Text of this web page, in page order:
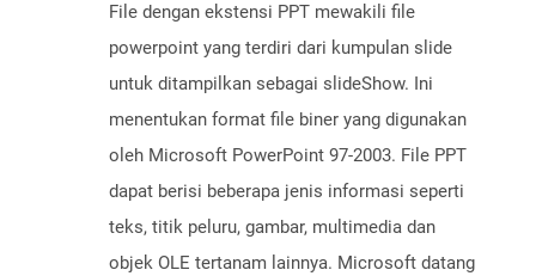
File dengan ekstensi PPT mewakili file
powerpoint yang terdiri dari kumpulan slide
untuk ditampilkan sebagai slideShow. Ini
menentukan format file biner yang digunakan
oleh Microsoft PowerPoint 97-2003. File PPT
dapat berisi beberapa jenis informasi seperti
teks, titik peluru, gambar, multimedia dan
objek OLE tertanam lainnya. Microsoft datang